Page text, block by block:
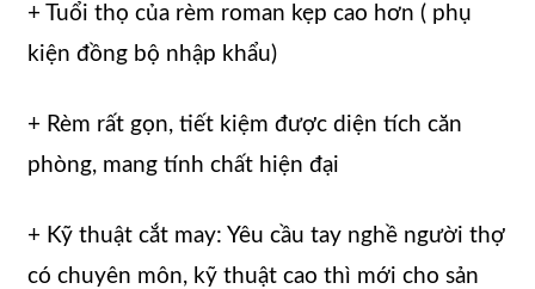
+ Tuổi thọ của rèm roman kẹp cao hơn ( phụ
kiện đồng bộ nhập khẩu)
+ Rèm rất gọn, tiết kiệm được diện tích căn
phòng, mang tính chất hiện đại
+ Kỹ thuật cắt may: Yêu cầu tay nghề người thợ
có chuyên môn, kỹ thuật cao thì mới cho sản